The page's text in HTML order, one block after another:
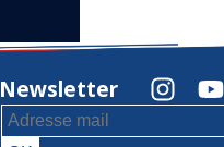
Newsletter